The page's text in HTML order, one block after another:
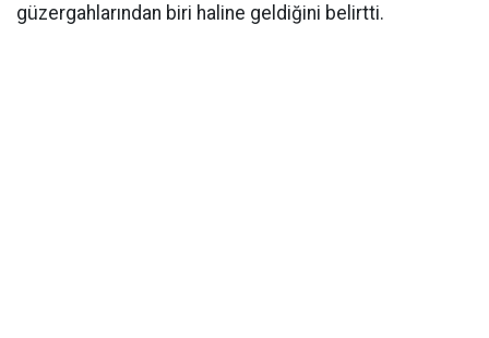
güzergahlarından biri haline geldiğini belirtti.